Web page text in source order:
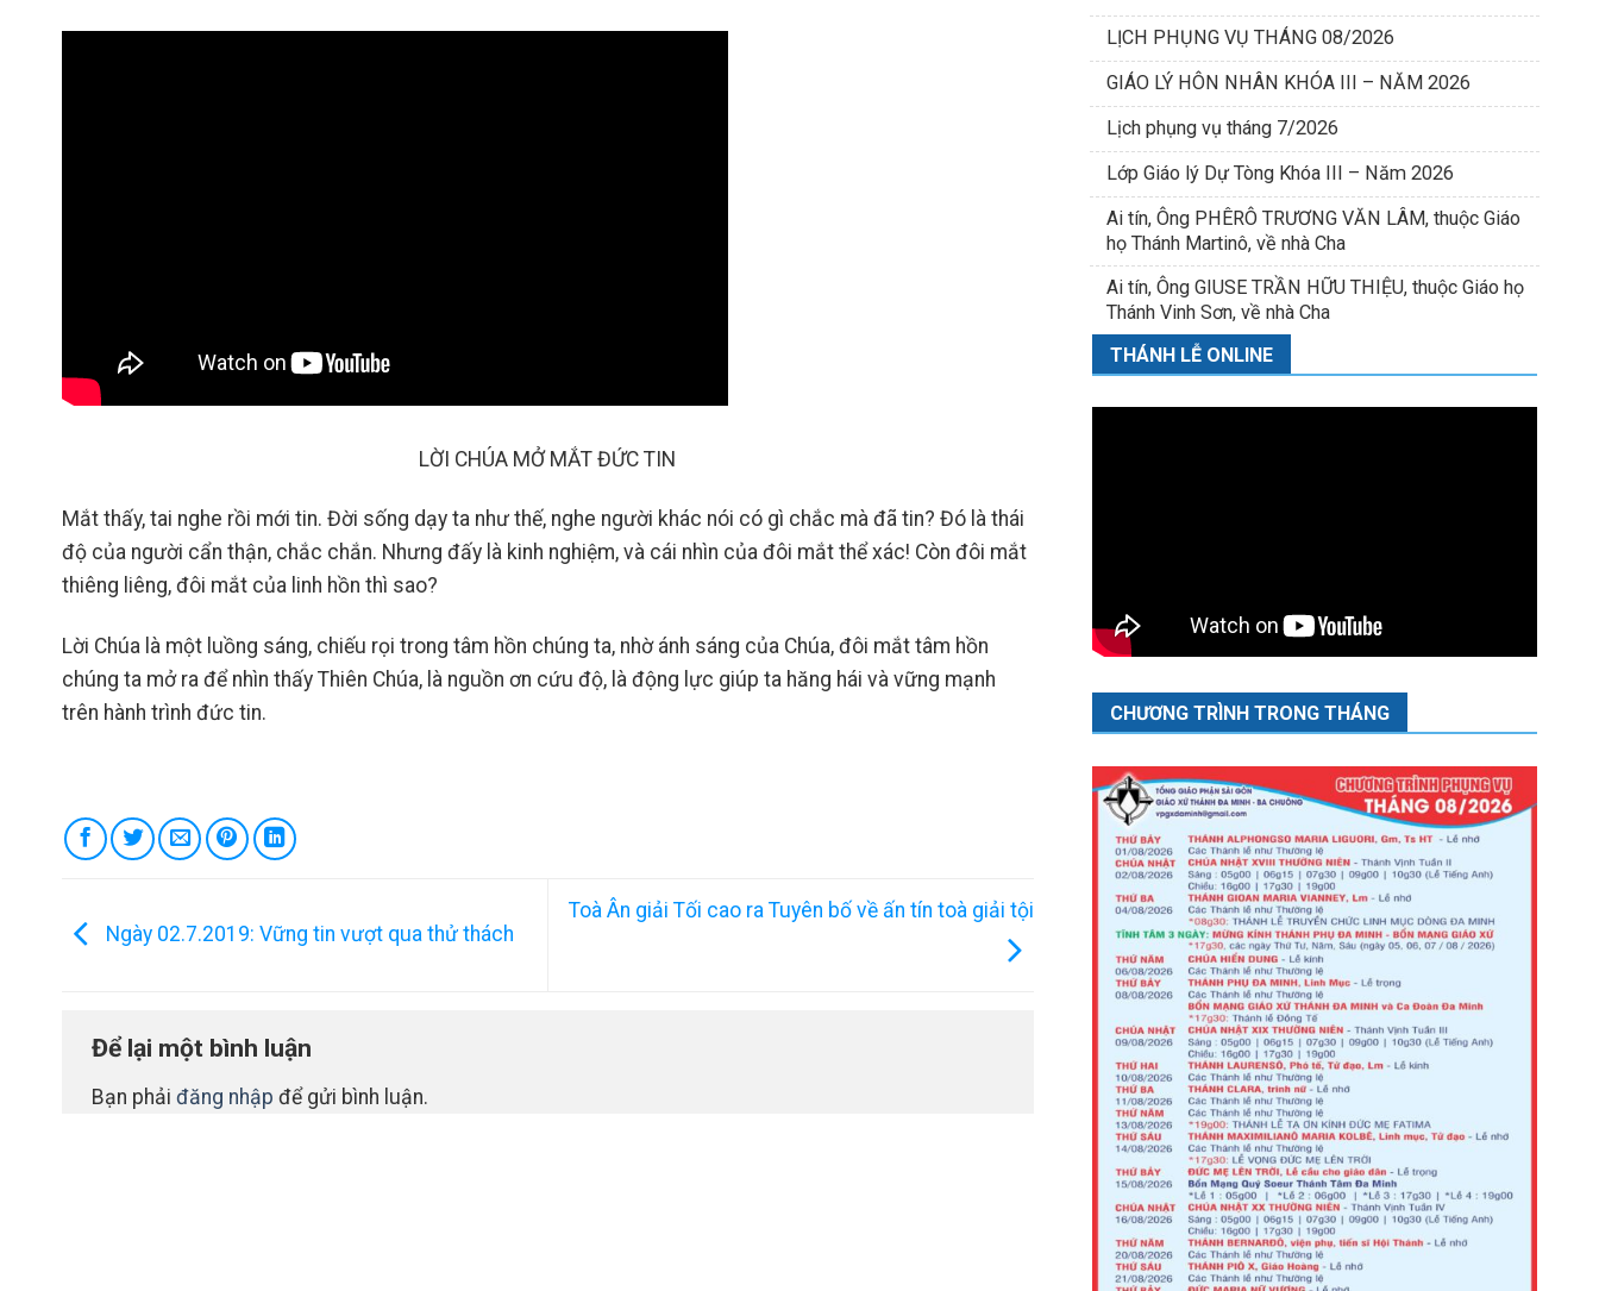
LỜI CHÚA MỞ MẮT ĐỨC TIN
Mắt thấy, tai nghe rồi mới tin. Đời sống dạy ta như thế, nghe người khác nói có gì chắc mà đã tin? Đó là thái
độ của người cẩn thận, chắc chắn. Nhưng đấy là kinh nghiệm, và cái nhìn của đôi mắt thể xác! Còn đôi mắt
thiêng liêng, đôi mắt của linh hồn thì sao?
Lời Chúa là một luồng sáng, chiếu rọi trong tâm hồn chúng ta, nhờ ánh sáng của Chúa, đôi mắt tâm hồn
chúng ta mở ra để nhìn thấy Thiên Chúa, là nguồn ơn cứu độ, là động lực giúp ta hăng hái và vững mạnh
trên hành trình đức tin.
Ngày 02.7.2019: Vững tin vượt qua thử thách
Toà Ân giải Tối cao ra Tuyên bố về ấn tín toà giải tội
Để lại một bình luận
Bạn phải đăng nhập để gửi bình luận.
LỊCH PHỤNG VỤ THÁNG 08/2026
GIÁO LÝ HÔN NHÂN KHÓA III – NĂM 2026
Lịch phụng vụ tháng 7/2026
Lớp Giáo lý Dự Tòng Khóa III – Năm 2026
Ai tín, Ông PHÊRÔ TRƯƠNG VĂN LÂM, thuộc Giáo
họ Thánh Martinô, về nhà Cha
Ai tín, Ông GIUSE TRẦN HỮU THIỆU, thuộc Giáo họ
Thánh Vinh Sơn, về nhà Cha
THÁNH LỄ ONLINE
CHƯƠNG TRÌNH TRONG THÁNG